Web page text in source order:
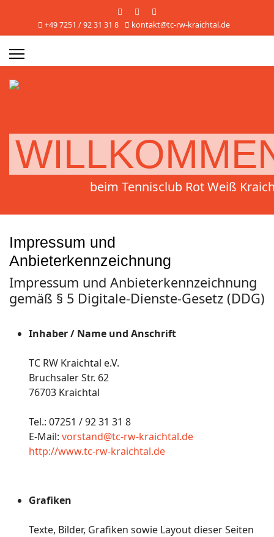
+49 7251 / 92 31 31 8 kontakt@tc-rw-kraichtal.de
beim Tennisclub Rot Weiß
Impressum und
Anbieterkennzeichnung
Impressum und Anbieterkennzeichnung
gemäß § 5 Digitale-Dienste-Gesetz (DDG)
Inhaber / Name und Anschrift
TC RW Kraichtal e.V.
Bruchsaler Str. 62
76703 Kraichtal
Tel.: 07251 / 92 31 31 8
E-Mail: vorstand@tc-rw-kraichtal.de
http://www.tc-rw-kraichtal.de
Grafiken
Texte, Bilder, Grafiken sowie Layout dieser Seiten